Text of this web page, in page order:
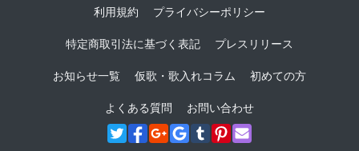
利用規約 プライバシーポリシー
特定商取引法に基づく表記 プレスリリース
お知らせ一覧 仮歌・歌入れコラム 初めての方
よくある質問 お問い合わせ